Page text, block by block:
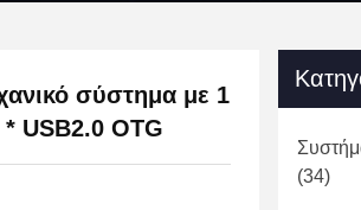
σύστημα με 1
USB2.0 OTG
(34)